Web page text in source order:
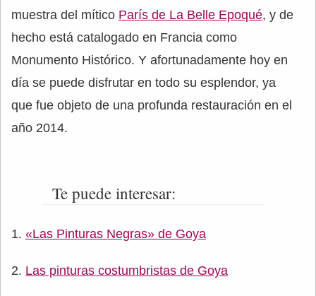
muestra del mítico París de La Belle Epoqué, y de
hecho está catalogado en Francia como
Monumento Histórico. Y afortunadamente hoy en
día se puede disfrutar en todo su esplendor, ya
que fue objeto de una profunda restauración en el
año 2014.
Te puede interesar:
«Las Pinturas Negras» de Goya
Las pinturas costumbristas de Goya